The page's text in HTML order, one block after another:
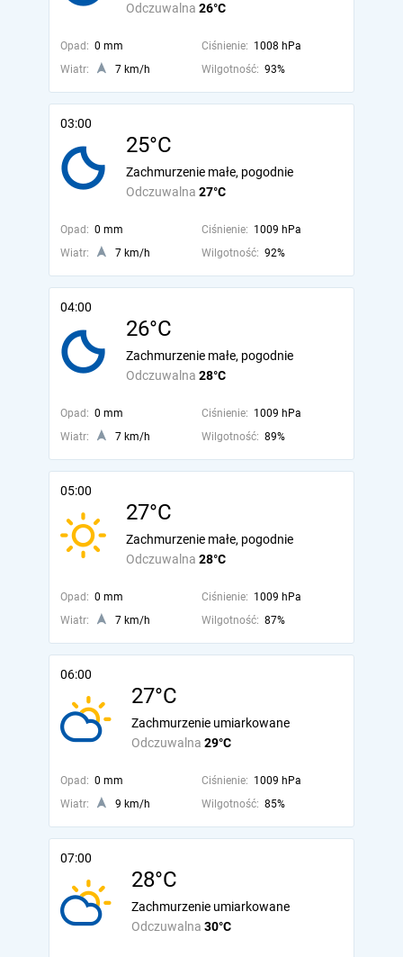
Odczuwalna 26°C
Opad: 0 mm Ciśnienie: 1008 hPa
Wiatr:
7 km/h Wilgotność: 93%
03:00
25°C
Odczuwalna 27°C
Zachmurzenie małe, pogodnie
Opad: 0 mm Ciśnienie: 1009 hPa
Wiatr:
7 km/h Wilgotność: 92%
04:00
26°C
Odczuwalna 28°C
Zachmurzenie małe, pogodnie
Opad: 0 mm Ciśnienie: 1009 hPa
Wiatr:
7 km/h Wilgotność: 89%
05:00
27°C
Odczuwalna 28°C
Zachmurzenie małe, pogodnie
Opad: 0 mm Ciśnienie: 1009 hPa
Wiatr:
7 km/h Wilgotność: 87%
06:00
27°C
Odczuwalna 29°C
Zachmurzenie umiarkowane
Opad: 0 mm Ciśnienie: 1009 hPa
Wiatr:
9 km/h Wilgotność: 85%
07:00
28°C
Odczuwalna 30°C
Zachmurzenie umiarkowane